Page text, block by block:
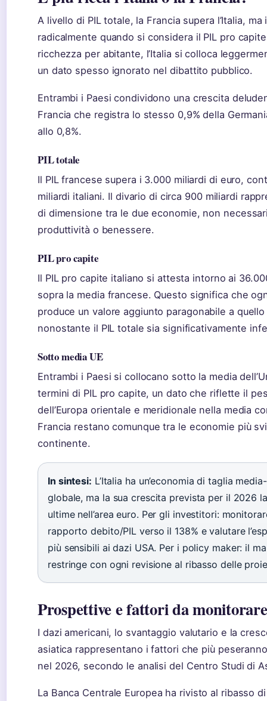
A livello di PIL totale, la Francia supera l’Italia,
radicalmente quando si considera il PIL pro
ricchezza per abitante, l’Italia si colloca
un dato spesso ignorato nel dibattito pubblico.
Entrambi i Paesi condividono una crescita
Francia che registra lo stesso 0,9% della
allo 0,8%.
PIL totale
Il PIL francese supera i 3.000 miliardi di euro,
miliardi italiani. Il divario di circa 900 miliardi
di dimensione tra le due economie, non
produttività o benessere.
PIL pro capite
Il PIL pro capite italiano si attesta intorno ai
sopra la media francese. Questo significa che
produce un valore aggiunto paragonabile a
nonostante il PIL totale sia significativamente
Sotto media UE
Entrambi i Paesi si collocano sotto la media
termini di PIL pro capite, un dato che riflette il
dell’Europa orientale e meridionale nella media
Francia restano comunque tra le economie più
continente.
In sintesi: L’Italia ha un’economia di taglia
globale, ma la sua crescita prevista per il 2026
ultime nell’area euro. Per gli investitori:
rapporto debito/PIL verso il 138% e valutare
più sensibili ai dazi USA. Per i policy maker: il
restringe con ogni revisione al ribasso delle
Prospettive e fattori da monitorare
I dazi americani, lo svantaggio valutario e la
asiatica rappresentano i fattori che più
nel 2026, secondo le analisi del Centro Studi di
La Banca Centrale Europea ha rivisto al ribasso